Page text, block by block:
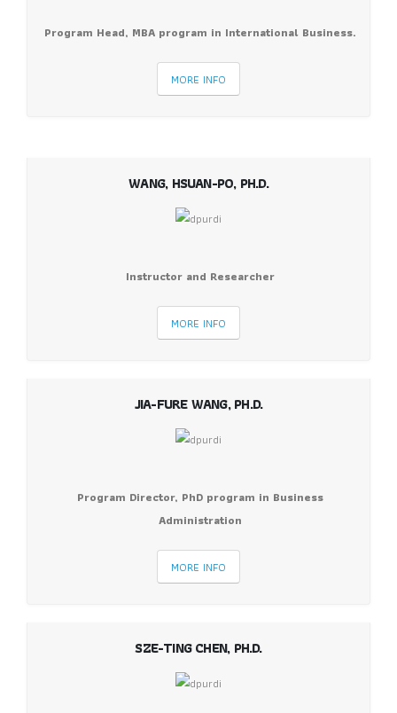
Program Head, MBA program in International Business.
MORE INFO
WANG, HSUAN-PO, PH.D.
Instructor and Researcher
MORE INFO
JIA-FURE WANG, PH.D.
Program Director, PhD program in Business
Administration
MORE INFO
SZE-TING CHEN, PH.D.